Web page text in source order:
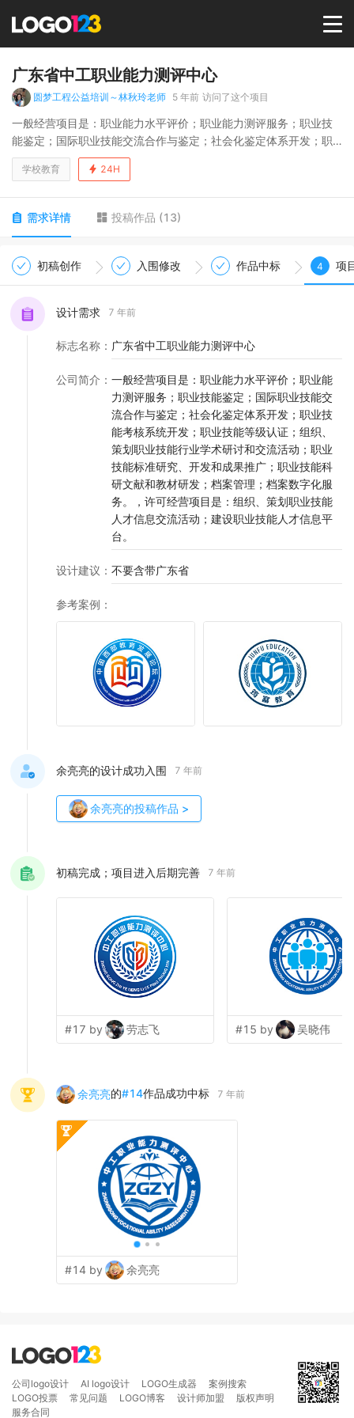
首页
选择套餐→
商标版权
LOGO
广东省中工职业能力测评中心
圆梦工程公益培训～林秋玲老师 5 年前 访问了这个项目
一般经营项目是：职业能力水平评价；职业能力测评服务；职业技
能鉴定；国际职业技能交流合作与鉴定；社会化鉴定体系开发；职
业技能考核系统开发；职业技能等级认证；组织、策划职业技能行
业学术研讨和交流活动；职业技能标准研究、开发和成果推广；职
经营项目是：组织、策划职业技能人才信息交流活动；建设职业技
能人才信息平台。
学校教育 24H
需求详情 投稿作品 (13)
初稿创作 入围修改 作品中标 4 项
设计需求 7 年前
标志名称 ： 广东省中工职业能力测评中心
公司简介 ： 一般经营项目是：职业能力水平评价；职业能
力测评服务；职业技能鉴定；国际职业技能交
流合作与鉴定；社会化鉴定体系开发；职业技
能考核系统开发；职业技能等级认证；组织、
策划职业技能行业学术研讨和交流活动；职业
技能标准研究、开发和成果推广；职业技能科
研文献和教材研发；档案管理；档案数字化服
务。，许可经营项目是：组织、策划职业技能
人才信息交流活动；建设职业技能人才信息平
台。
设计建议 ： 不要含带广东省
参考案例 ：
余亮亮的设计成功入围 7 年前
余亮亮的投稿作品 >
初稿完成；项目进入后期完善 7 年前
#17 by 劳志飞 #15 by 吴晓伟
余亮亮的#14作品成功中标 7 年前
#14 by 余亮亮
公司logo设计 AI logo设计 LOGO生成器
案例搜索
LOGO投票
常见问题 LOGO博客 设计师加盟
版权声明
服务合同